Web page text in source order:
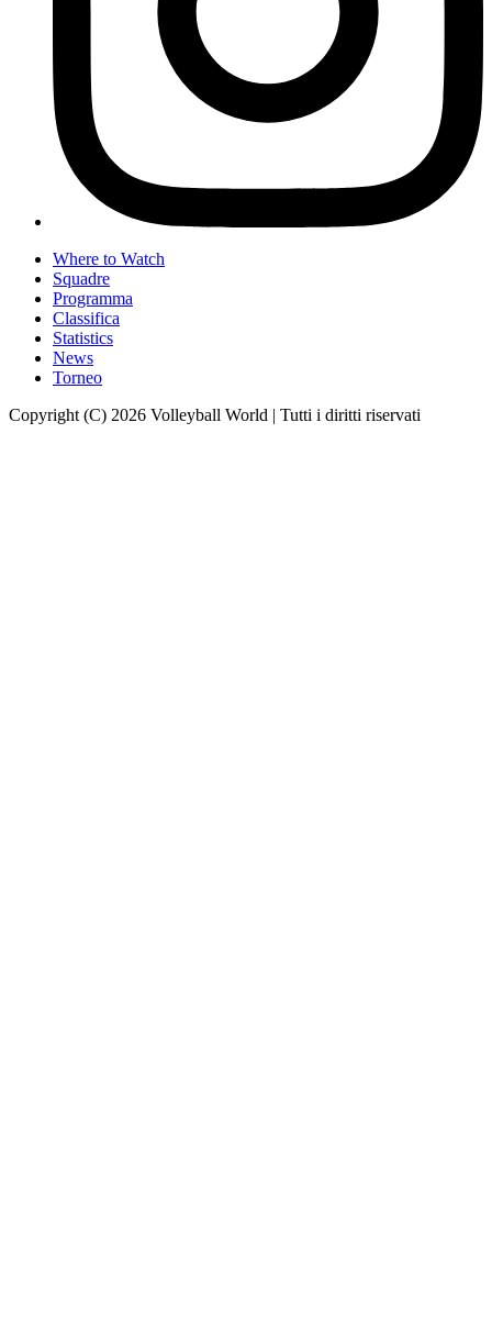
Where to Watch
Squadre
Programma
Classifica
Statistics
News
Torneo
Copyright (C) 2026 Volleyball World | Tutti i diritti riservati